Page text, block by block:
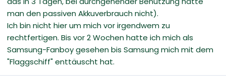
man den passiven Akkuverbrauch nicht).
Ich bin nicht hier um mich vor irgendwem zu
rechtfertigen. Bis vor 2 Wochen hatte ich mich als
Samsung-Fanboy gesehen bis Samsung mich mit dem
"Flaggschiff" enttäuscht hat.